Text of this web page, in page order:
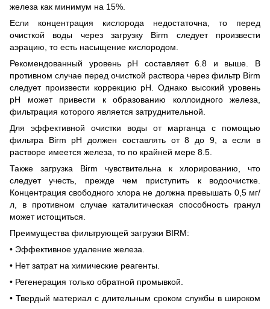
железа как минимум на 15%.
Если концентрация кислорода недостаточна, то перед
очисткой воды через загрузку Birm следует произвести
аэрацию, то есть насыщение кислородом.
Рекомендованный уровень pH составляет 6.8 и выше. В
противном случае перед очисткой раствора через фильтр Birm
следует произвести коррекцию pH. Однако высокий уровень
рН может привести к образованию коллоидного железа,
фильтрация которого является затруднительной.
Для эффективной очистки воды от марганца с помощью
фильтра Birm pH должен составлять от 8 до 9, а если в
растворе имеется железа, то по крайней мере 8.5.
Также загрузка Birm чувствительна к хлорированию, что
следует учесть, прежде чем приступить к водоочистке.
Концентрация свободного хлора не должна превышать 0,5 мг/
л, в противном случае каталитическая способность гранул
может истощиться.
Преимущества фильтрующей загрузки BIRM:
• Эффективное удаление железа.
• Нет затрат на химические реагенты.
• Регенерация только обратной промывкой.
• Твердый материал с длительным сроком службы в широком